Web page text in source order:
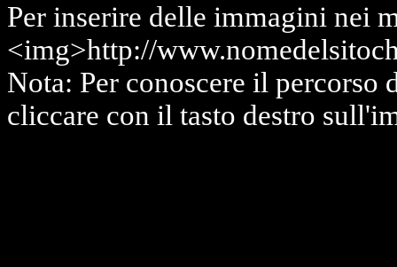
Per inserire delle immagini nei
<img>http://
Nota: Per conoscere il percorso
cliccare con il tasto destro